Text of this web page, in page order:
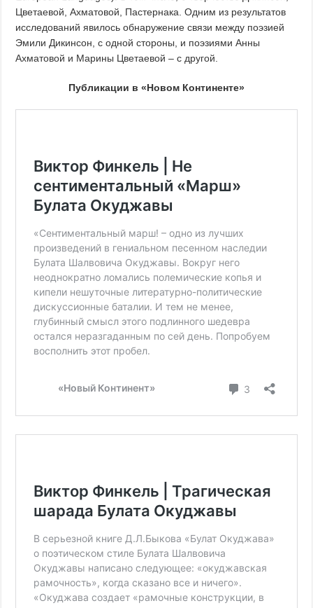
Цветаевой, Ахматовой, Пастернака. Одним из результатов
исследований явилось обнаружение связи между поэзией
Эмили Дикинсон, с одной стороны, и поэзиями Анны
Ахматовой и Марины Цветаевой – с другой.
Публикации в «Новом Континенте»